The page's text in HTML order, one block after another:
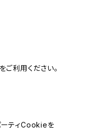
利用ください。
ーティCookieを